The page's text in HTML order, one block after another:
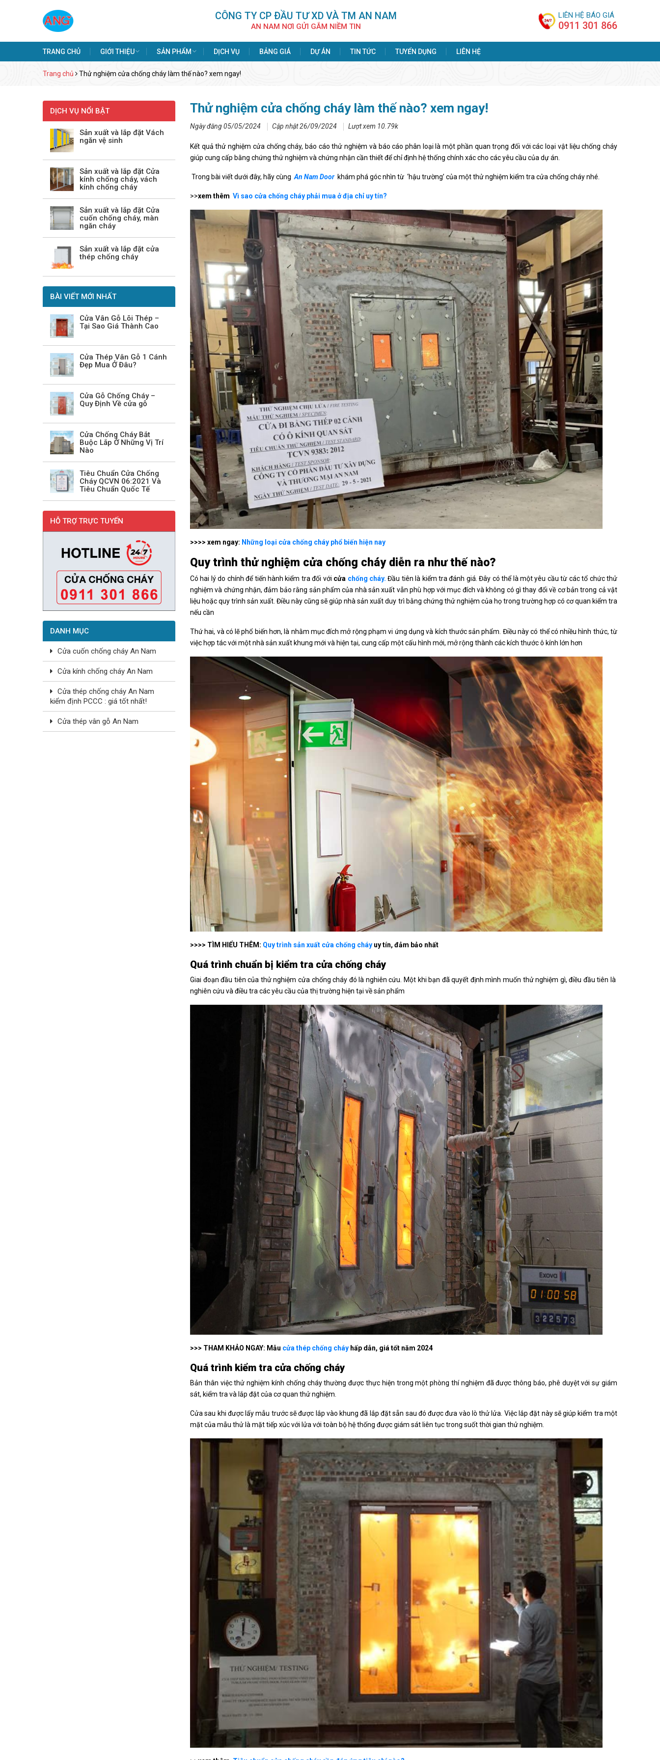
CÔNG TY CP ÐẦU TƯ XD VÀ TM AN NAM
AN NAM NƠI GỬI GẮM NIỀM TIN
LIÊN HỆ BÁO GIÁ
0911 301 866
TRANG CHỦ GIỚI THIỆU SẢN PHẨM DỊCH VỤ BẢNG GIÁ DỰ ÁN TIN TỨC TUYỂN DỤNG LIÊN HỆ
Trang chủ Thử nghiệm cửa chống cháy làm thế nào? xem ngay!
DỊCH VỤ NỔI BẬT
Sản xuất và lắp đặt Vách
ngăn vệ sinh
Sản xuất và lắp đặt Cửa
kính chống cháy, vách
kính chống cháy
Sản xuất và lắp đặt Cửa
cuốn chống cháy, màn
ngăn cháy
Sản xuất và lắp đặt cửa
thép chống cháy
BÀI VIẾT MỚI NHẤT
Cửa Vân Gỗ Lõi Thép –
Tại Sao Giá Thành Cao
Cửa Thép Vân Gỗ 1 Cánh
Đẹp Mua Ở Đâu?
Cửa Gỗ Chống Cháy –
Quy Định Về cửa gỗ
Cửa Chống Cháy Bắt
Buộc Lắp Ở Những Vị Trí
Nào
Tiêu Chuẩn Cửa Chống
Cháy QCVN 06:2021 Và
Tiêu Chuẩn Quốc Tế
HỖ TRỢ TRỰC TUYẾN
DANH MỤC
Cửa cuốn chống cháy An Nam
Cửa kính chống cháy An Nam
Cửa thép chống cháy An Nam
kiểm định PCCC : giá tốt nhất!
Cửa thép vân gỗ An Nam
Thử nghiệm cửa chống cháy làm thế nào? xem ngay!
Ngày đăng 05/05/2024 Cập nhật 26/09/2024 Lượt xem 10.79k
Kết quả thử nghiệm cửa chống cháy, báo cáo thử nghiệm và báo cáo phân loại là một phần quan trọng đối với các loại vật liệu chống cháy
giúp cung cấp bằng chứng thử nghiệm và chứng nhận cần thiết để chỉ định hệ thống chính xác cho các yêu cầu của dự án.
Trong bài viết dưới đây, hãy cùngAn Nam Door khám phá góc nhìn từ ‘hậu trường’ của một thử nghiệm kiểm tra cửa chống cháy nhé.
>>xem thêm Vì sao cửa chống cháy phải mua ở địa chỉ uy tín?
>>>> xem ngay: Những loại cửa chống cháy phổ biến hiện nay
Quy trình thử nghiệm cửa chống cháy diễn ra như thế nào?
Có hai lý do chính để tiến hành kiểm tra đối với cửa chống cháy. Đầu tiên là kiểm tra đánh giá. Đây có thể là một yêu cầu từ các tổ chức thử
nghiệm và chứng nhận, đảm bảo rằng sản phẩm của nhà sản xuất vẫn phù hợp với mục đích và không có gì thay đổi về cơ bản trong cả vật
liệu hoặc quy trình sản xuất. Điều này cũng sẽ giúp nhà sản xuất duy trì bằng chứng thử nghiệm của họ trong trường hợp có cơ quan kiểm tra
nếu cần
Thứ hai, và có lẽ phổ biến hơn, là nhằm mục đích mở rộng phạm vi ứng dụng và kích thước sản phẩm. Điều này có thể có nhiều hình thức, từ
việc hợp tác với một nhà sản xuất khung mới và hiện tại, cung cấp một cấu hình mới, mở rộng thành các kích thước ô kính lớn hơn
>>>> TÌM HIỂU THÊM: Quy trình sản xuất cửa chống cháy uy tín, đảm bảo nhất
Quá trình chuẩn bị kiểm tra cửa chống cháy
Giai đoạn đầu tiên của thử nghiệm cửa chống cháy đó là nghiên cứu. Một khi bạn đã quyết định mình muốn thử nghiệm gì, điều đầu tiên là
nghiên cứu và điều tra các yêu cầu của thị trường hiện tại về sản phẩm
>>> THAM KHẢO NGAY: Mẫu cửa thép chống cháy hấp dẫn, giá tốt năm 2024
Quá trình kiểm tra cửa chống cháy
Bản thân việc thử nghiệm kính chống cháy thường được thực hiện trong một phòng thí nghiệm đã được thông báo, phê duyệt với sự giám
sát, kiểm tra và lắp đặt của cơ quan thử nghiệm.
Cửa sau khi được lấy mẫu trước sẽ được lắp vào khung đã lắp đặt sẵn sau đó được đưa vào lò thử lửa. Việc lắp đặt này sẽ giúp kiểm tra một
mặt của mẫu thử là mặt tiếp xúc với lửa với toàn bộ hệ thống được giám sát liên tục trong suốt thời gian thử nghiệm.